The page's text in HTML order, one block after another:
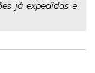
já expedidas e